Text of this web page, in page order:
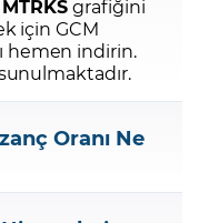
MTRKSgrafiğini
için GCM
hemen indirin.
Oranı Ne